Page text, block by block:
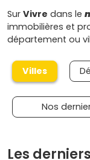
Sur Vivre dans le
immobilières et
département ou
Villes
Nos
Les